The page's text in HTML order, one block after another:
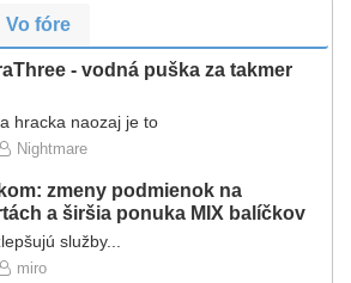
Vo fóre
- vodná puška za takmer
hracka naozaj je to
Nightmare
zmeny podmienok na
a širšia ponuka MIX balíčkov
služby...
miro